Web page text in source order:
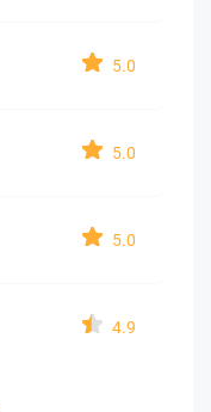
5.0
5.0
5.0
4.9